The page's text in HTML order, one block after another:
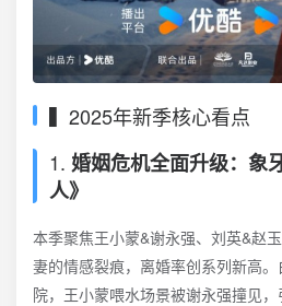
▍2025年新季核心看点
1. 婚姻危机全面升级：象
人》
本季聚焦王小蒙&谢永强、刘英&赵
妻的情感裂痕，离婚率创系列新高
院，王小蒙喂水场景被谢永强撞见，